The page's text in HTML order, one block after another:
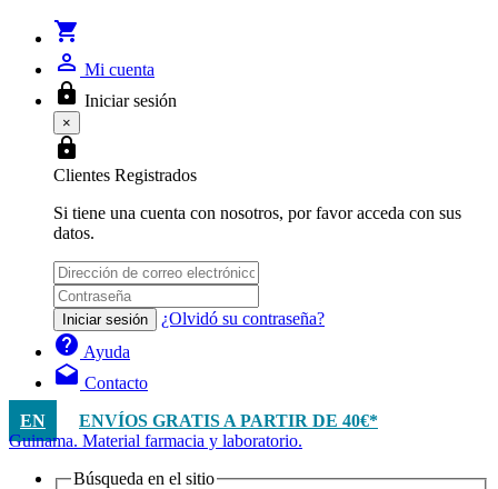
shopping_cart
person_outline Mi cuenta
lock Iniciar sesión
×
lock
Clientes Registrados
Si tiene una cuenta con nosotros, por favor acceda con sus
datos.
Iniciar sesión ¿Olvidó su contraseña?
help Ayuda
drafts Contacto
EN
ENVÍOS GRATIS A PARTIR DE 40€*
Guinama. Material farmacia y laboratorio.
Búsqueda en el sitio